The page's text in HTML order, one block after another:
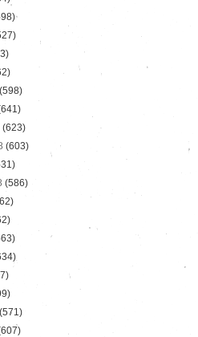
(598)
(623)
(603)
(586)
(571)